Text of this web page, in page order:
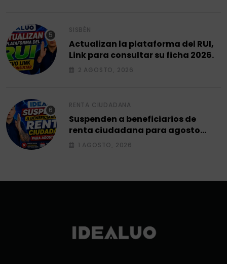
SISBÉN
Actualizan la plataforma del RUI,
Link para consultar su ficha 2026.
2 AGOSTO, 2026
RENTA CIUDADANA
Suspenden a beneficiarios de
renta ciudadana para agosto
2026.
1 AGOSTO, 2026